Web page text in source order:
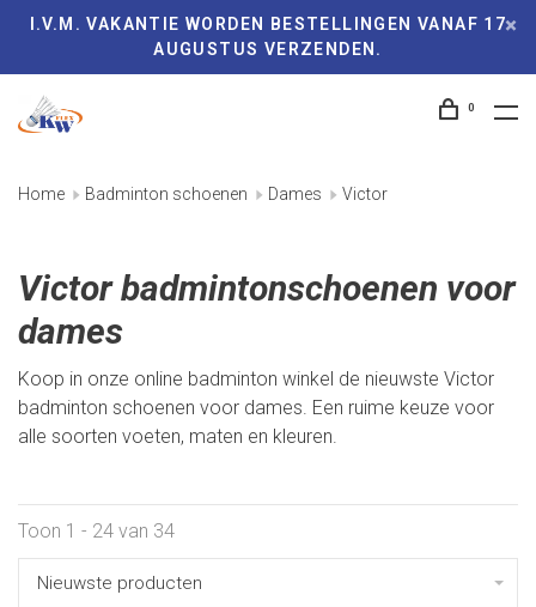
I.V.M. VAKANTIE WORDEN BESTELLINGEN VANAF 17
AUGUSTUS VERZENDEN.
0
Home Badminton schoenen Dames Victor
Victor badmintonschoenen voor
dames
Koop in onze online badminton winkel de nieuwste Victor
badminton schoenen voor dames. Een ruime keuze voor
alle soorten voeten, maten en kleuren.
Toon 1 - 24 van 34
Nieuwste producten